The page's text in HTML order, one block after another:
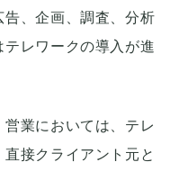
、企画、調査、分析
レワークの導入が進
業においては、テレ
接クライアント元と